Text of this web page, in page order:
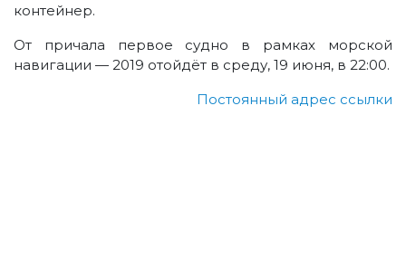
контейнер.
От причала первое судно в рамках морской
навигации — 2019 отойдёт в среду, 19 июня, в 22:00.
Постоянный адрес ссылки